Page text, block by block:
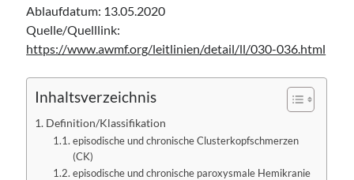
Ablaufdatum: 13.05.2020
Quelle/Quelllink:
https://www.awmf.org/leitlinien/detail/ll/030-036.html
Inhaltsverzeichnis
Definition/Klassifikation
episodische und chronische Clusterkopfschmerzen
(CK)
episodische und chronische paroxysmale Hemikranie